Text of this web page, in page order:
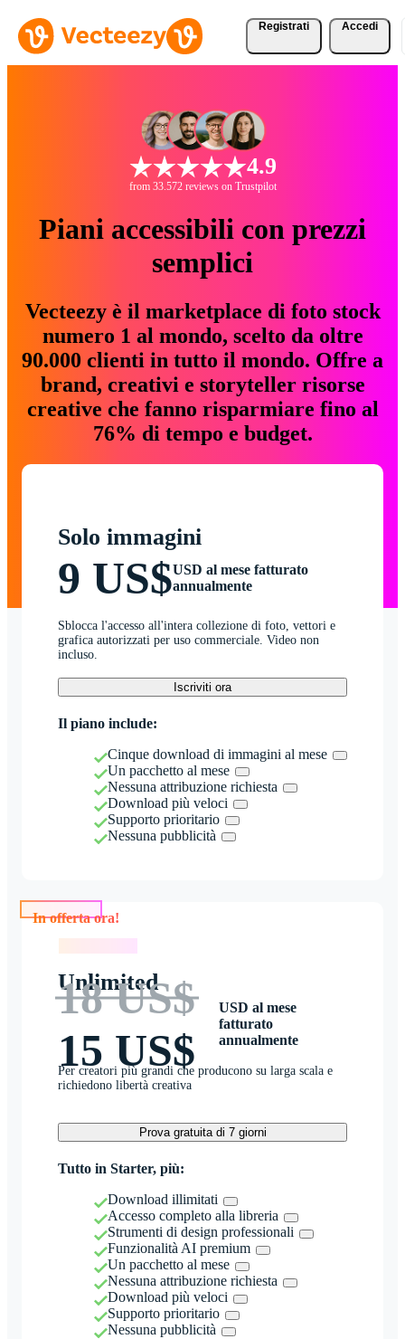
Registrati Accedi
4.9
from 33.572 reviews on Trustpilot
Piani accessibili con prezzi
semplici
Vecteezy è il marketplace di foto stock
numero 1 al mondo, scelto da oltre
90.000 clienti in tutto il mondo. Offre a
brand, creativi e storyteller risorse
creative che fanno risparmiare fino al
76% di tempo e budget.
Solo immagini
9 US$USD al mese fatturato
annualmente
Sblocca l'accesso all'intera collezione di foto, vettori e
grafica autorizzati per uso commerciale. Video non
incluso.
Iscriviti ora
Il piano include:
Cinque download di immagini al mese
Un pacchetto al mese
Nessuna attribuzione richiesta
Download più veloci
Supporto prioritario
Nessuna pubblicità
Unlimited
18 US$
15 US$
USD al mese
fatturato
annualmente
Per creatori più grandi che producono su larga scala e
richiedono libertà creativa
Prova gratuita di 7 giorni
Tutto in Starter, più:
Download illimitati
Accesso completo alla libreria
Strumenti di design professionali
Funzionalità AI premium
Un pacchetto al mese
Nessuna attribuzione richiesta
Download più veloci
Supporto prioritario
Nessuna pubblicità